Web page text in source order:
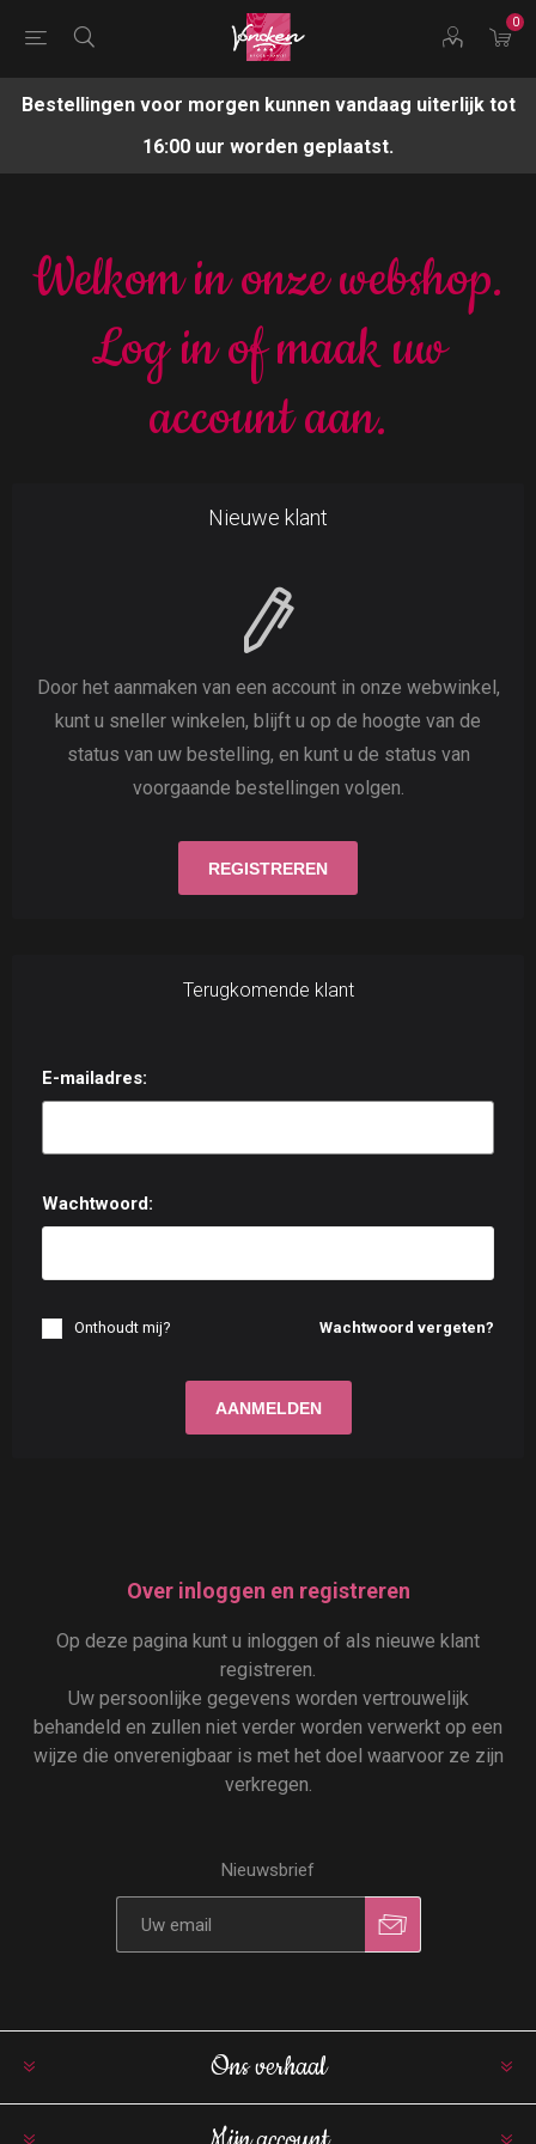
0
Bestellingen voor morgen kunnen vandaag uiterlijk tot
16:00 uur worden geplaatst.
Welkom in onze webshop.
Log in of maak uw
account aan.
Nieuwe klant
Door het aanmaken van een account in onze webwinkel,
kunt u sneller winkelen, blijft u op de hoogte van de
status van uw bestelling, en kunt u de status van
voorgaande bestellingen volgen.
Terugkomende klant
E-mailadres:
Wachtwoord:
Wachtwoord vergeten?
Onthoudt mij?
Over inloggen en registreren
Op deze pagina kunt u inloggen of als nieuwe klant
registreren.
Uw persoonlijke gegevens worden vertrouwelijk
behandeld en zullen niet verder worden verwerkt op een
wijze die onverenigbaar is met het doel waarvoor ze zijn
verkregen.
Nieuwsbrief
Ons verhaal